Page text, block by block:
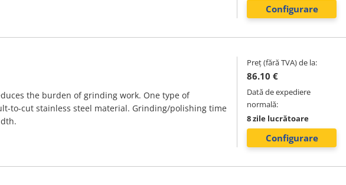
Configurare
the burden of grinding work. One type of
to-cut stainless steel material. Grinding/polishing time
Preț (fără TVA) de la:
86.10 €
Dată de expediere
normală:
8 zile lucrătoare
Configurare